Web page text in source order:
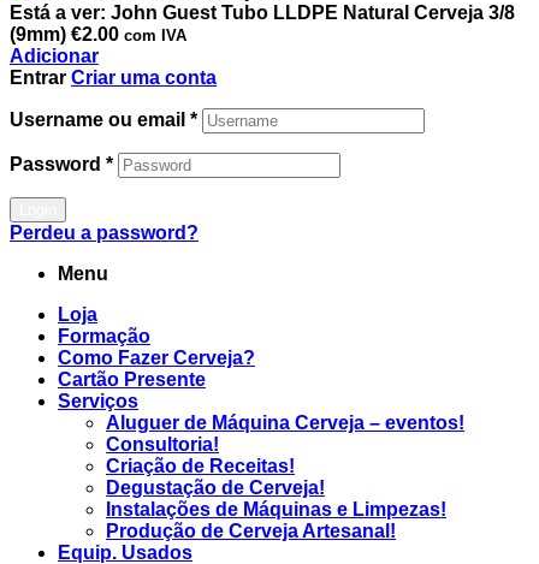
Está a ver: John Guest Tubo LLDPE Natural Cerveja 3/8
(9mm) €2.00 com IVA
Adicionar
Entrar Criar uma conta
Username ou email *
Password *
Perdeu a password?
Menu
Loja
Formação
Como Fazer Cerveja?
Cartão Presente
Serviços
Aluguer de Máquina Cerveja – eventos!
Consultoria!
Criação de Receitas!
Degustação de Cerveja!
Instalações de Máquinas e Limpezas!
Produção de Cerveja Artesanal!
Equip. Usados